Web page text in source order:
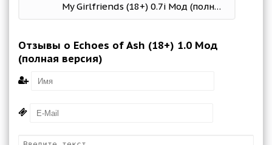
My Girlfriends (18+) 0.7i Мод (полная версия)
Отзывы о Echoes of Ash (18+) 1.0 Мод
(полная версия)